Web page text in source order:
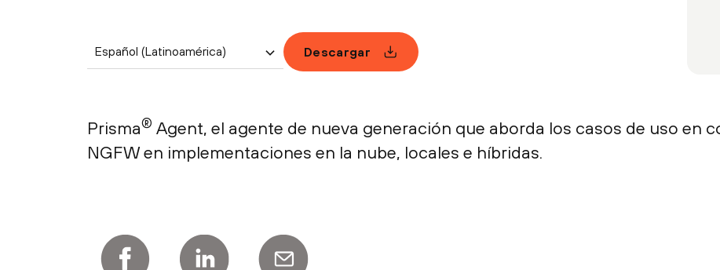
Español (Latinoamérica) Descargar
Prisma® Agent, el agente de nueva generación que aborda los casos de uso en
NGFW en implementaciones en la nube, locales e híbridas.